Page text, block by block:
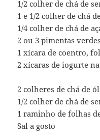
1/2 colher de chá de
1 e 1/2 colher de chá
1/4 colher de chá de
2 ou 3 pimentas verdes
1 xícara de coentro,
2 xícaras de iogurte
2 colheres de chá de
1/2 colher de chá de
1 raminho de folhas
Sal a gosto